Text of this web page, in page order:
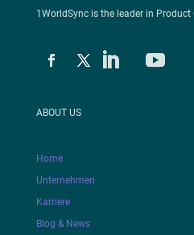
1WorldSync is the leader in
ABOUT US
Home
Unternehmen
Karriere
Blog & News